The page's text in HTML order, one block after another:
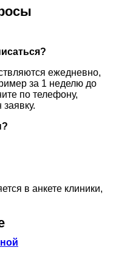
ежедневно,
за 1 неделю до
по телефону,
в анкете клиники,